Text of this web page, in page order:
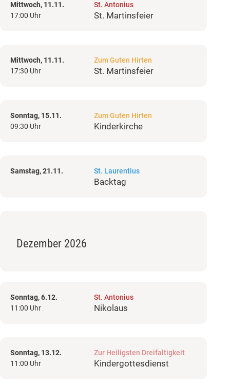
Mittwoch, 11.11.
St. Antonius
17:00 Uhr
St. Martinsfeier
Mittwoch, 11.11.
Zum Guten Hirten
17:30 Uhr
St. Martinsfeier
Sonntag, 15.11.
Zum Guten Hirten
09:30 Uhr
Kinderkirche
Samstag, 21.11. St. Laurentius
Backtag
Dezember 2026
Sonntag, 6.12.
St. Antonius
11:00 Uhr
Nikolaus
Sonntag, 13.12.
Zur Heiligsten Dreifaltigkeit
11:00 Uhr
Kindergottesdienst